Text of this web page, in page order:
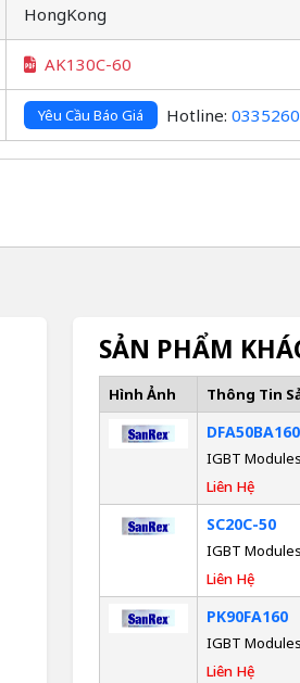
HongKong
AK130C-60
Yêu Cầu Báo Giá Hotline:
SẢN PHẨM
Hình Ảnh Thông Tin
DFA50BA160
IGBT Modules
Liên Hệ
SC20C-50
IGBT Modules
Liên Hệ
PK90FA160
IGBT Modules
Liên Hệ